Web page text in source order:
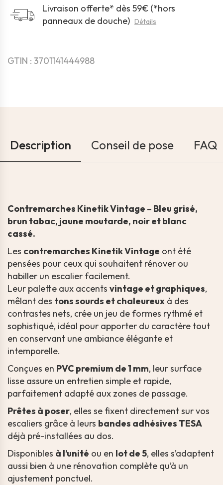
Livraison offerte* dès 59€ (*hors
panneaux de douche) Détails
GTIN : 3701141444988
Description Conseil de pose FAQ
Contremarches Kinetik Vintage – Bleu grisé,
brun tabac, jaune moutarde, noir et blanc
cassé.
Les contremarches Kinetik Vintage ont été
pensées pour ceux qui souhaitent rénover ou
habiller un escalier facilement.
Leur palette aux accents vintage et graphiques,
mêlant des tons sourds et chaleureux à des
contrastes nets, crée un jeu de formes rythmé et
sophistiqué, idéal pour apporter du caractère tout
en conservant une ambiance élégante et
intemporelle.
Conçues en PVC premium de 1 mm, leur surface
lisse assure un entretien simple et rapide,
parfaitement adapté aux zones de passage.
Prêtes à poser, elles se fixent directement sur vos
escaliers grâce à leurs bandes adhésives TESA
déjà pré-installées au dos.
Disponibles à l’unité ou en lot de 5, elles s’adaptent
aussi bien à une rénovation complète qu’à un
ajustement ponctuel.